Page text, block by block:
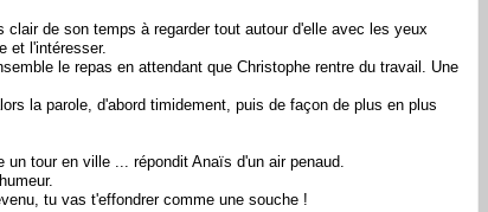
de son temps à regarder tout autour d'elle avec les yeux
et l'intéresser.
le repas en attendant que Christophe rentre du travail. Une
la parole, d'abord timidement, puis de façon de plus en plus
tour en ville ... répondit Anaïs d'un air penaud.
tu vas t'effondrer comme une souche !